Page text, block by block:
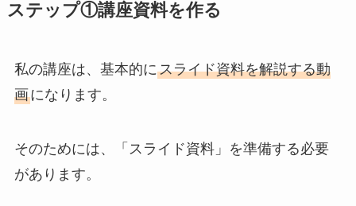
ステップ①講座資料を作る
私の講座は、基本的にスライド資料を解説する動
画になります。
そのためには、「スライド資料」を準備する必要
があります。